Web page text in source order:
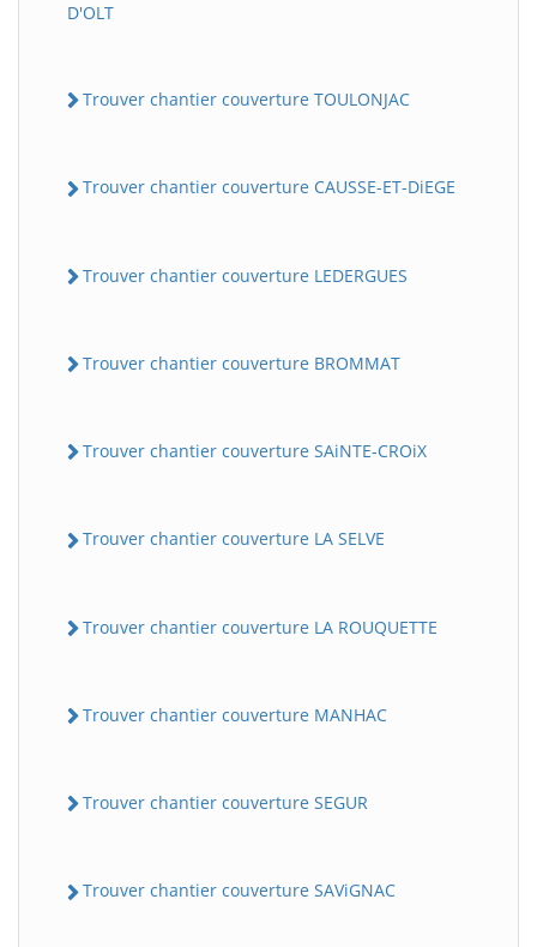
D'OLT
Trouver chantier couverture TOULONJAC
Trouver chantier couverture CAUSSE-ET-DiEGE
Trouver chantier couverture LEDERGUES
Trouver chantier couverture BROMMAT
Trouver chantier couverture SAiNTE-CROiX
Trouver chantier couverture LA SELVE
Trouver chantier couverture LA ROUQUETTE
Trouver chantier couverture MANHAC
Trouver chantier couverture SEGUR
Trouver chantier couverture SAViGNAC
B Assistant en ligne